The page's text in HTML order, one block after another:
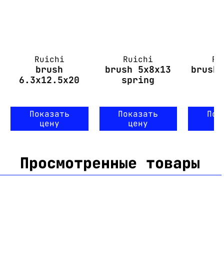
Ruichi
brush
6.3x12.5x20
Показать
цену
Ruichi
brush 5x8x13
spring
Показать
цену
brush
Просмотренные товары